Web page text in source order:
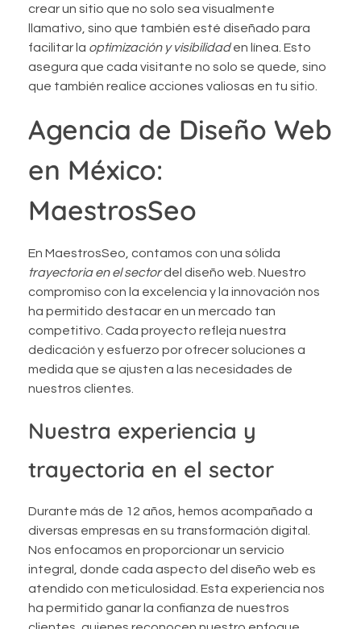
crear un sitio que no solo sea visualmente
llamativo, sino que también esté diseñado para
facilitar la optimización y visibilidaden línea. Esto
asegura que cada visitante no solo se quede, sino
que también realice acciones valiosas en tu sitio.
Agencia de Diseño Web
en México:
MaestrosSeo
En MaestrosSeo, contamos con una sólida
trayectoria en el sectordel diseño web. Nuestro
compromiso con la excelencia y la innovación nos
ha permitido destacar en un mercado tan
competitivo. Cada proyecto refleja nuestra
dedicación y esfuerzo por ofrecer soluciones a
medida que se ajusten a las necesidades de
nuestros clientes.
Nuestra experiencia y
trayectoria en el sector
Durante más de 12 años, hemos acompañado a
diversas empresas en su transformación digital.
Nos enfocamos en proporcionar un servicio
integral, donde cada aspecto del diseño web es
atendido con meticulosidad. Esta experiencia nos
ha permitido ganar la confianza de nuestros